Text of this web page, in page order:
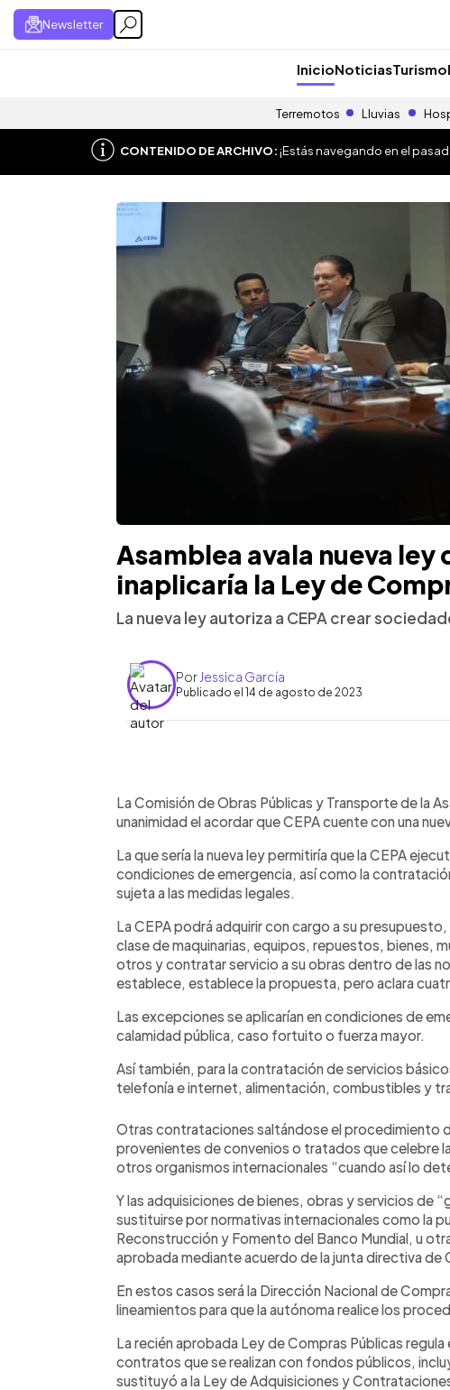
Newsletter
InicioNoticiasTurismo
Terremotos Lluvias
CONTENIDO DE ARCHIVO:¡Estás navegando en el
Asamblea avala nueva ley
inaplicaría la Ley de
La nueva ley autoriza a CEPA crear
Por Jessica García
Publicado el 14 de agosto de 2023
► Escuchar artículo
La Comisión de Obras Públicas y Transporte de la
unanimidad el acordar que CEPA cuente con una
La que sería la nueva ley permitiría que la CEPA
condiciones de emergencia, así como la
sujeta a las medidas legales.
La CEPA podrá adquirir con cargo a su
clase de maquinarias, equipos, repuestos, bienes,
otros y contratar servicio a su obras dentro de las
establece, establece la propuesta, pero aclara
Las excepciones se aplicarían en condiciones de
calamidad pública, caso fortuito o fuerza mayor.
Así también, para la contratación de servicios
telefonía e internet, alimentación, combustibles y
Otras contrataciones saltándose el procedimiento
provenientes de convenios o tratados que celebre
otros organismos internacionales “cuando así lo
Y las adquisiciones de bienes, obras y servicios de
sustituirse por normativas internacionales como la
Reconstrucción y Fomento del Banco Mundial, u
aprobada mediante acuerdo de la junta directiva de
En estos casos será la Dirección Nacional de
lineamientos para que la autónoma realice los
La recién aprobada Ley de Compras Públicas
contratos que se realizan con fondos públicos,
sustituyó a la Ley de Adquisiciones y